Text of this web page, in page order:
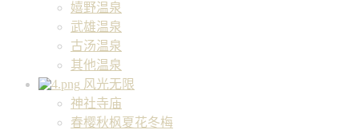
嬉野温泉
武雄温泉
古汤温泉
其他温泉
风光无限
神社寺庙
春樱秋枫夏花冬梅